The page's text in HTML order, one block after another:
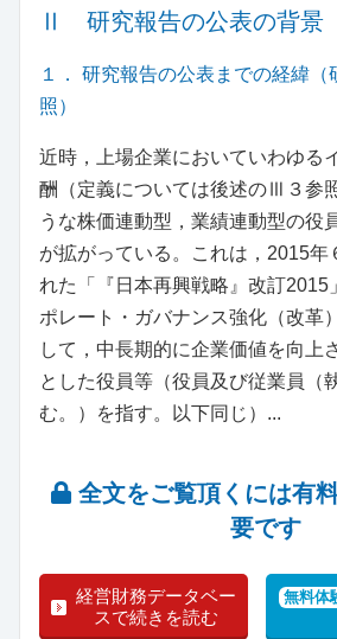
Ⅱ 研究報告の公表の背景
１． 研究報告の公表までの経緯
照）
近時，上場企業においていわゆる
酬（定義については後述のⅢ３参
うな株価連動型，業績連動型の役
が拡がっている。これは，2015年
れた「『日本再興戦略』改訂2015
ポレート・ガバナンス強化（改革
して，中長期的に企業価値を向上
とした役員等（役員及び従業員（
む。）を指す。以下同じ）...
全文をご覧頂くには有
要です
経営財務データベー
スで続きを読む
無料体